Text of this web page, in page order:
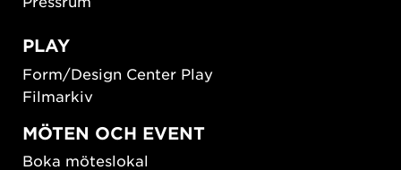
PLAY
Form/Design Center Play
Filmarkiv
MÖTEN OCH EVENT
Boka möteslokal